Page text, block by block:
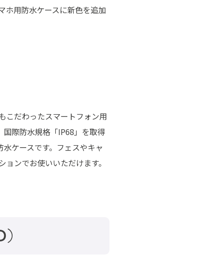
ホ用防水ケースに新色を追加
こだわったスマートフォン用
国際防水規格「IP68」を取得
ケースです。フェスやキャ
ンでお使いいただけます。